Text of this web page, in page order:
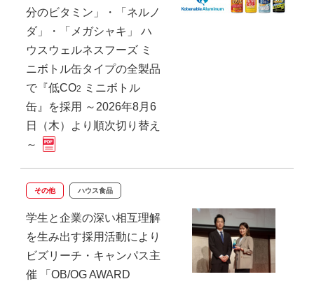
分のビタミン」・「ネルノ
ダ」・「メガシャキ」 ハ
ウスウェルネスフーズ ミ
ニボトル缶タイプの全製品
で『低CO2
ミニボトル
缶』を採用 ～2026年8月6
日（木）より順次切り替え
～
その他 ハウス食品
学生と企業の深い相互理解
を生み出す採用活動により
ビズリーチ・キャンパス主
催 「OB/OG AWARD